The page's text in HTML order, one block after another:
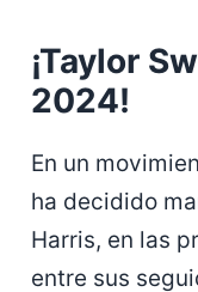
¡Taylor
2024!
En un
ha decidido
Harris, en las
entre sus